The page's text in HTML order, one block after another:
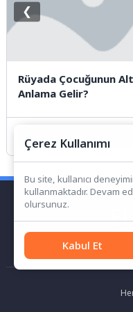
Rüyada Çocuğunun
Anlama Gelir?
❮
Çerez Kullanımı
Bu site, kullanıcı
kullanmaktadır. Devam
olursunuz.
Kabul Et